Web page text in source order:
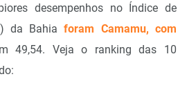
desempenhos no Índice de
da Bahia foram Camamu, com
49,54. Veja o ranking das 10